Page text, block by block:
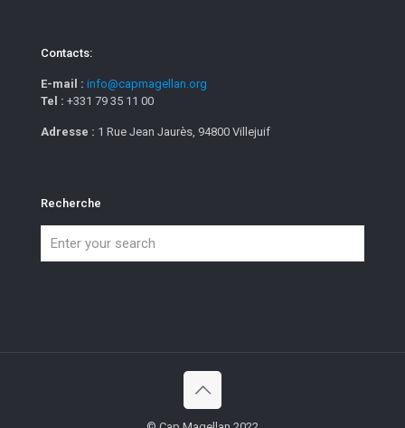
Contacts:
E-mail : info@capmagellan.org
Tel : +331 79 35 11 00
Adresse : 1 Rue Jean Jaurès, 94800 Villejuif
Recherche